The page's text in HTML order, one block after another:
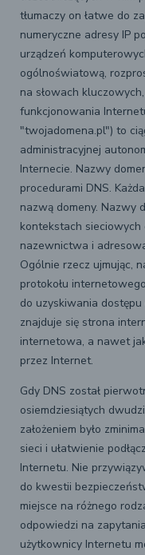
tłumaczy on łatwe do
numeryczne adresy IP
urządzeń
ogólnoświatową,
na słowach
funkcjonowania
"twojadomena.pl") to
administracyjnej
Internecie. Nazwy
procedurami DNS.
nazwą domeny. Nazwy
kontekstach
nazewnictwa i
Ogólnie rzecz ujmując,
protokołu
do uzyskiwania
znajduje się strona
internetowa, a nawet
przez Internet.
Gdy DNS został
osiemdziesiątych
założeniem było
sieci i ułatwienie
Internetu. Nie
do kwestii
miejsce na różnego
odpowiedzi na
użytkownicy Internetu